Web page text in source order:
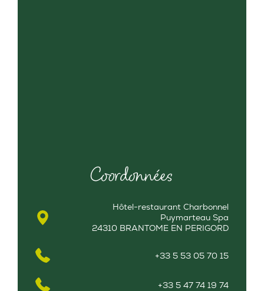
Coordonnées
Hôtel-restaurant Charbonnel
Puymarteau Spa
24310 BRANTOME EN PERIGORD
+33 5 53 05 70 15
+33 5 47 74 19 74